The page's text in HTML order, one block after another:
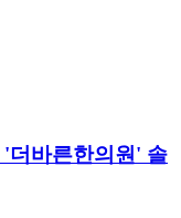
더바른한의원' 솔